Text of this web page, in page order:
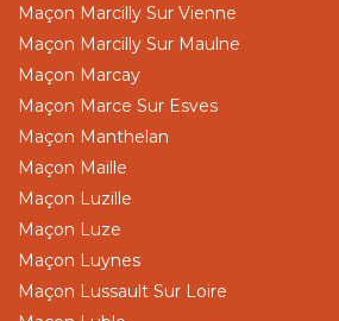
Maçon Marcilly Sur Vienne
Maçon Marcilly Sur Maulne
Maçon Marcay
Maçon Marce Sur Esves
Maçon Manthelan
Maçon Maille
Maçon Luzille
Maçon Luze
Maçon Luynes
Maçon Lussault Sur Loire